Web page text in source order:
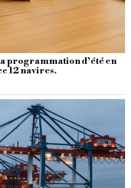
programmation d’été en
12 navires.